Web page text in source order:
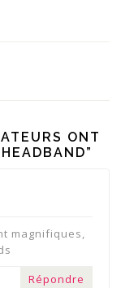
ONT
magnifiques,
Répondre